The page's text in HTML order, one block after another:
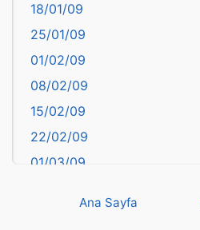
Batman
Bayburt
Bilecik
Bingöl
Bitlis
Bolu
Burdur
18/01/09
25/01/09
01/02/09
08/02/09
15/02/09
22/02/09
01/03/09
Ana Sayfa